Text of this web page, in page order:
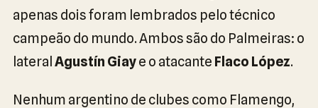
apenas dois foram lembrados pelo técnico
campeão do mundo. Ambos são do Palmeiras: o
lateralAgustín Giaye o atacante Flaco López.
Nenhum argentino de clubes como Flamengo,